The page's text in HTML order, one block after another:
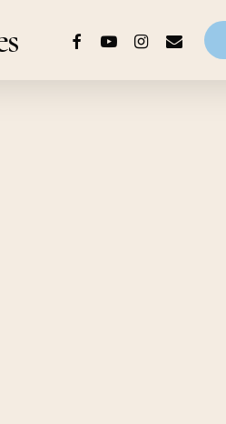
FACEBOOKYOUTUBEINSTAGRAM
EMAIL